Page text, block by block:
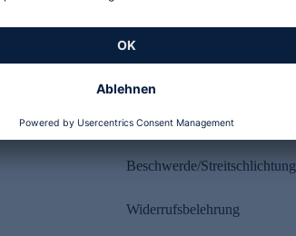
Rechtliches
Beschwerde/Streitschlichtung
Widerrufsbelehrung